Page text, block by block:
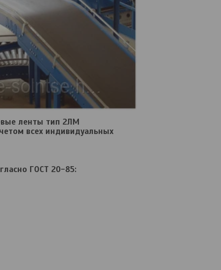
ленты тип 2ЛМ
всех индивидуальных
ГОСТ 20-85: